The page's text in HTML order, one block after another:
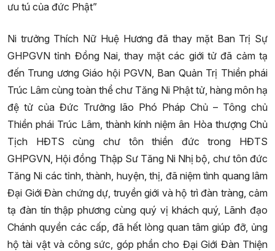
ưu tú của đức Phật”
Ni trưởng Thích Nữ Huệ Hương đã thay mặt Ban Trị Sự
GHPGVN tỉnh Đồng Nai, thay mặt các giới tử đã cảm tạ
đến Trung ương Giáo hội PGVN, Ban Quản Trị Thiền phái
Trúc Lâm cùng toàn thể chư Tăng Ni Phật tử, hàng môn hạ
đệ tử của Đức Trưởng lão Phó Pháp Chủ – Tông chủ
Thiền phái Trúc Lâm, thành kính niệm ân Hòa thượng Chủ
Tịch HĐTS cùng chư tôn thiền đức trong HĐTS
GHPGVN, Hội đồng Thập Sư Tăng Ni Nhị bộ, chư tôn đức
Tăng Ni các tỉnh, thành, huyện, thị, đã niệm tình quang lâm
Đại Giới Đàn chứng dự, truyền giới và hộ trì đàn tràng, cảm
tạ đàn tín thập phương cùng quý vị khách quý, Lãnh đạo
Chánh quyền các cấp, đã hết lòng quan tâm giúp đỡ, ủng
hộ tài vật và công sức, góp phần cho Đại Giới Đàn Thiện